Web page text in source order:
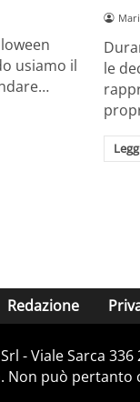
usiamo il
le
Redazione
- Viale Sarca
può